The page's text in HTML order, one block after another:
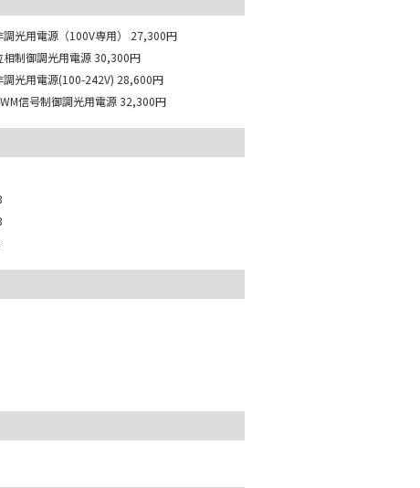
光用電源（100V専用） 27,300円
相制御調光用電源30,300円
調光用電源(100-242V) 28,600円
信号制御調光用電源32,300円